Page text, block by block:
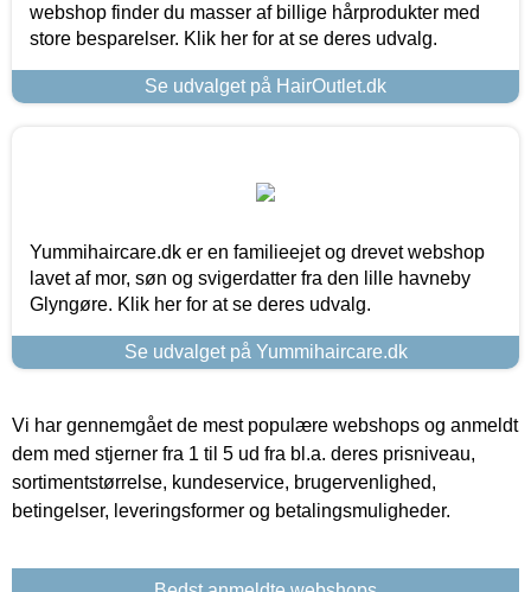
webshop finder du masser af billige hårprodukter med
store besparelser. Klik her for at se deres udvalg.
Se udvalget på HairOutlet.dk
Yummihaircare.dk er en familieejet og drevet webshop
lavet af mor, søn og svigerdatter fra den lille havneby
Glyngøre. Klik her for at se deres udvalg.
Se udvalget på Yummihaircare.dk
Vi har gennemgået de mest populære webshops og anmeldt
dem med stjerner fra 1 til 5 ud fra bl.a. deres prisniveau,
sortimentstørrelse, kundeservice, brugervenlighed,
betingelser, leveringsformer og betalingsmuligheder.